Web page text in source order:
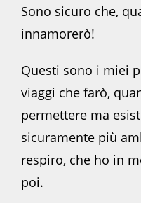
Sono sicuro che,
innamorerò!
Questi sono i miei
viaggi che farò,
permettere ma
sicuramente più
respiro, che ho in
poi.